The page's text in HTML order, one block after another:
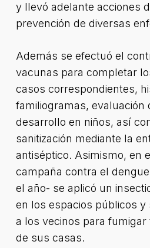
y llevó adelante acciones
prevención de diversas
Además se efectuó el
vacunas para completar
casos correspondientes,
familiogramas, evaluación
desarrollo en niños, así
sanitización mediante la
antiséptico. Asimismo, en
campaña contra el
el año- se aplicó un
en los espacios públicos y
a los vecinos para
de sus casas.